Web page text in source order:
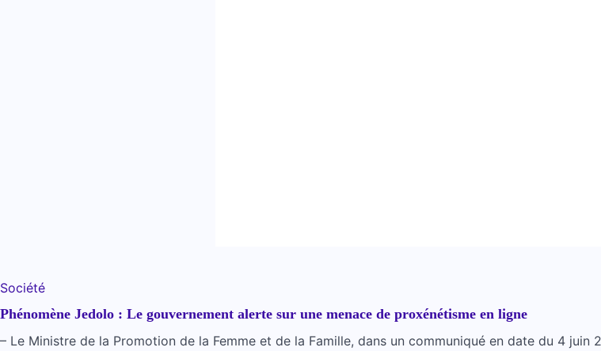
Société
Phénomène Jedolo : Le gouvernement alerte sur une menace de proxénétisme en ligne
– Le Ministre de la Promotion de la Femme et de la Famille, dans un communiqué en date du 4 juin